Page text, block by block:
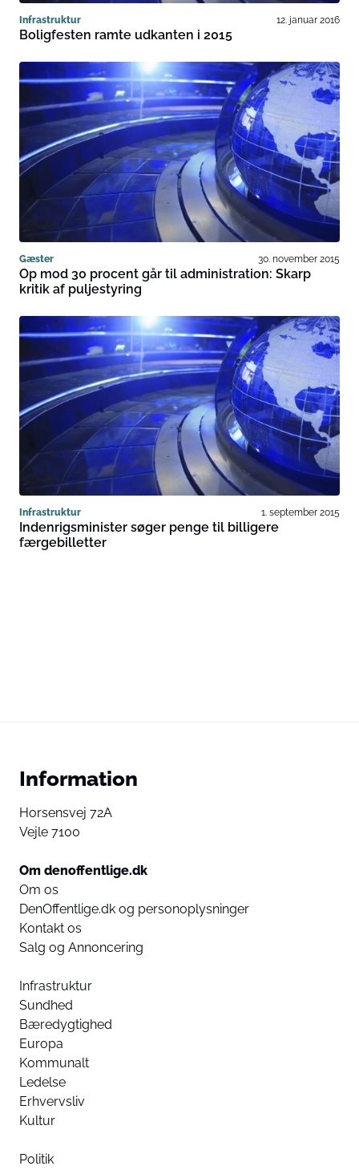
Infrastruktur 12. januar 2016
Boligfesten ramte udkanten i 2015
Gæster 30. november 2015
Op mod 30 procent går til administration: Skarp
kritik af puljestyring
Infrastruktur 1. september 2015
Indenrigsminister søger penge til billigere
færgebilletter
Information
Horsensvej 72A
Vejle 7100
Om denoffentlige.dk
Om os
DenOffentlige.dk og personoplysninger
Kontakt os
Salg og Annoncering
Infrastruktur
Sundhed
Bæredygtighed
Europa
Kommunalt
Ledelse
Erhvervsliv
Kultur
Politik